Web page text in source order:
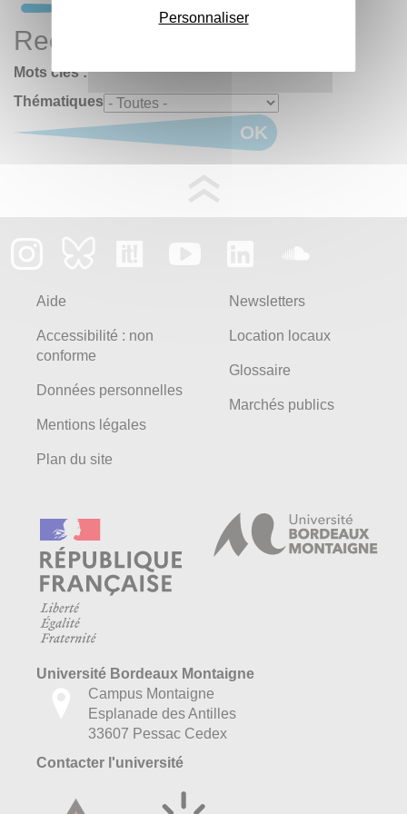
Rechercher
Mots clés :
Thématiques
OK
Aide
Accessibilité : non
conforme
Données personnelles
Mentions légales
Plan du site
Newsletters
Location locaux
Glossaire
Marchés publics
Université Bordeaux Montaigne
Campus Montaigne
Esplanade des Antilles
33607 Pessac Cedex
Contacter l'université
Personnaliser